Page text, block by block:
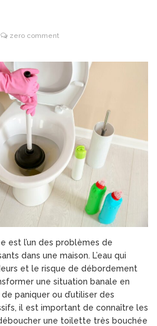
pour les
Pourquoi la
mariage se porte-
?
Financière
de la
industrielle et de
d’avenir
Les Bonnes
Rester
Se Perdre
zero comment
est l’un des problèmes de
dans une maison. L’eau qui
et le risque de débordement
une situation banale en
paniquer ou d’utiliser des
il est important de connaître les
une toilette très bouchée